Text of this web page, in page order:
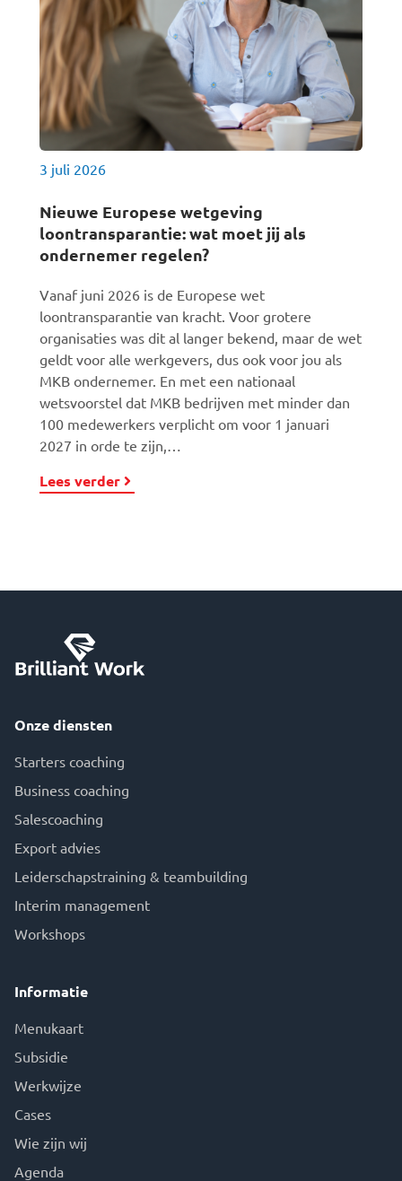
3 juli 2026
Nieuwe Europese wetgeving
loontransparantie: wat moet jij als
ondernemer regelen?
Vanaf juni 2026 is de Europese wet
loontransparantie van kracht. Voor grotere
organisaties was dit al langer bekend, maar de wet
geldt voor alle werkgevers, dus ook voor jou als
MKB ondernemer. En met een nationaal
wetsvoorstel dat MKB bedrijven met minder dan
100 medewerkers verplicht om voor 1 januari
2027 in orde te zijn,…
Lees verder
Onze diensten
Starters coaching
Business coaching
Salescoaching
Export advies
Leiderschapstraining & teambuilding
Interim management
Workshops
Informatie
Menukaart
Subsidie
Werkwijze
Cases
Wie zijn wij
Agenda